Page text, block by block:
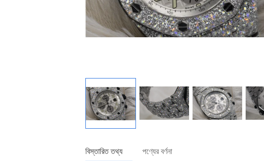
বিস্তারিত তথ্য পণ্যের বর্ণনা